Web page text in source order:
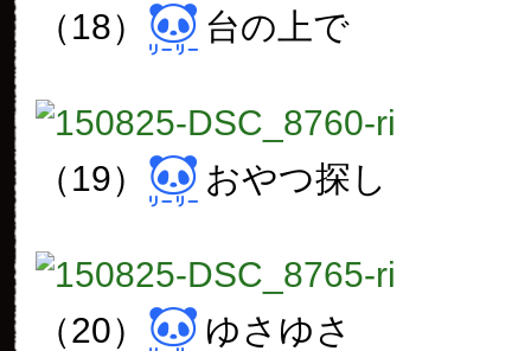
（18） 台の上で
（19） おやつ探し
（20） ゆさゆさ